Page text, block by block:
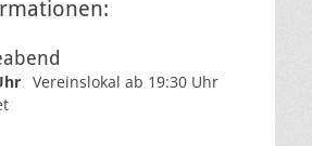
Vereinslokal ab 19:30 Uhr